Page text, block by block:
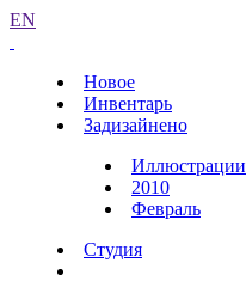
EN
Новое
Инвентарь
Задизайнено
Иллюстрации
2010
Февраль
Студия